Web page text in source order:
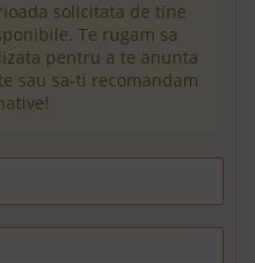
solicitata de tine
Te rugam sa
pentru a te anunta
sau sa-ti recomandam